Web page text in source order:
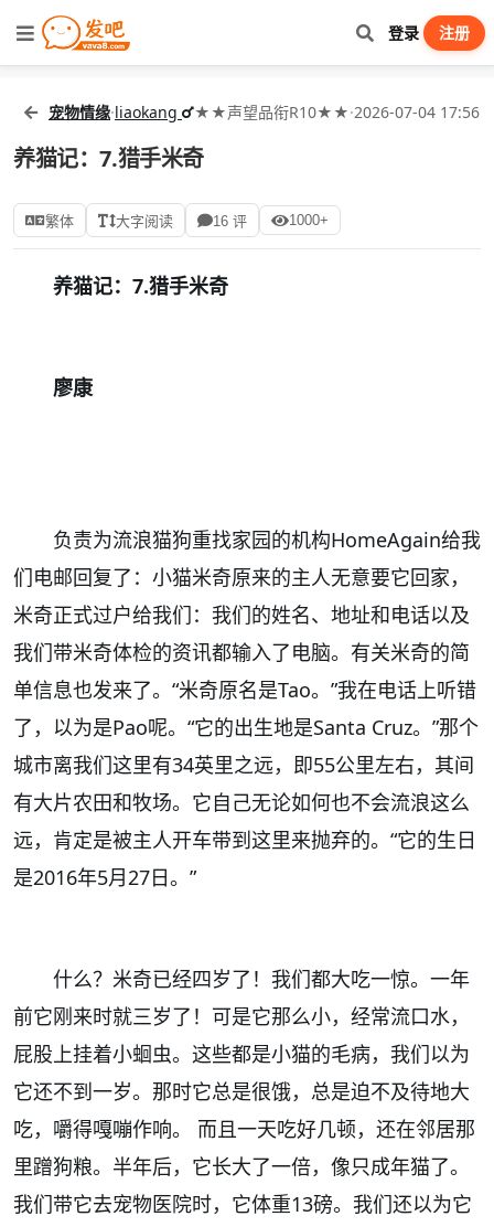
登录 注册
宠物情缘·liaokang ★★声望品衔R10★★·2026-07-04 17:56
养猫记：7.猎手米奇
繁体 大字阅读 16 评 1000+
养猫记： 7.猎手米奇
廖康
负责为流浪猫狗重找家园的机构HomeAgain给我
们电邮回复了：小猫米奇原来的主人无意要它回家，
米奇正式过户给我们：我们的姓名、地址和电话以及
我们带米奇体检的资讯都输入了电脑。有关米奇的简
单信息也发来了。“米奇原名是Tao。”我在电话上听错
了，以为是Pao呢。“它的出生地是Santa Cruz。”那个
城市离我们这里有34英里之远，即55公里左右，其间
有大片农田和牧场。它自己无论如何也不会流浪这么
远，肯定是被主人开车带到这里来抛弃的。“它的生日
是2016年5月27日。”
什么？米奇已经四岁了！我们都大吃一惊。一年
前它刚来时就三岁了！可是它那么小，经常流口水，
屁股上挂着小蛔虫。这些都是小猫的毛病，我们以为
它还不到一岁。那时它总是很饿，总是迫不及待地大
吃，嚼得嘎嘣作响。
而且一天吃好几顿，还在邻居那
里蹭狗粮。半年后，它长大了一倍，像只成年猫了。
我们带它去宠物医院时，它体重13磅。我们还以为它